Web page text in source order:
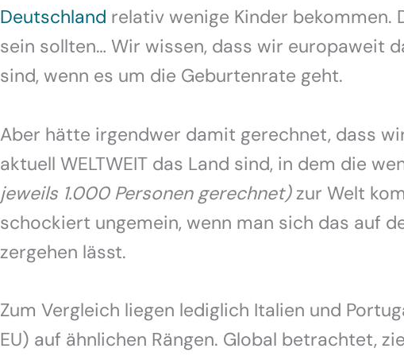
Deutschland relativ wenige Kinder bekommen.
sein sollten… Wir wissen, dass wir europaweit
sind, wenn es um die Geburtenrate geht.
Aber hätte irgendwer damit gerechnet, dass
aktuell WELTWEIT das Land sind, in dem die
jeweils 1.000 Personen gerechnet)zur Welt
schockiert ungemein, wenn man sich das auf
zergehen lässt.
Zum Vergleich liegen lediglich Italien und
EU) auf ähnlichen Rängen. Global betrachtet,